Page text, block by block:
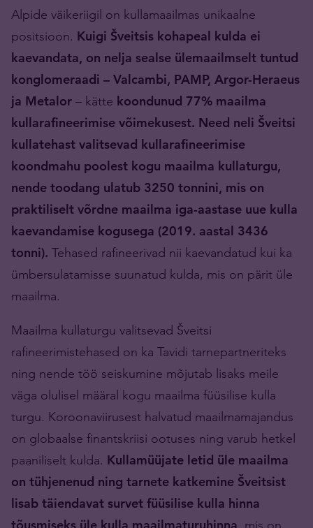
Alpide väikeriigil on kullamaailmas unikaalne
positsioon. Kuigi Šveitsis kohapeal kulda ei
kaevandata, on nelja sealse ülemaailmselt tuntud
konglomeraadi – Valcambi, PAMP, Argor-Heraeus
ja Metalor – kätte koondunud 77% maailma
kullarafineerimise võimekusest. Need neli Šveitsi
kullatehast valitsevad kullarafineerimise
koondmahu poolest kogu maailma kullaturgu,
nende toodang ulatub 3250 tonnini, mis on
praktiliselt võrdne maailma iga-aastase uue kulla
kaevandamise kogusega (2019. aastal 3436
tonni). Tehased rafineerivad nii kaevandatud kui ka
ümbersulatamisse suunatud kulda, mis on pärit üle
maailma.
Maailma kullaturgu valitsevad Šveitsi
rafineerimistehased on ka Tavidi tarnepartneriteks
ning nende töö seiskumine mõjutab lisaks meile
väga olulisel määral kogu maailma füüsilise kulla
turgu. Koroonaviirusest halvatud maailmamajandus
on globaalse finantskriisi ootuses ning varub hetkel
paaniliselt kulda. Kullamüüjate letid üle maailma
on tühjenenud ning tarnete katkemine Šveitsist
lisab täiendavat survet füüsilise kulla hinna
tõusmiseks üle kulla maailmaturuhinna , mis on